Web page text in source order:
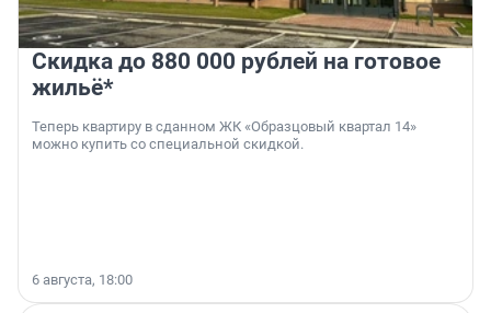
Скидка до 880 000 рублей на готовое
жильё*
Теперь квартиру в сданном ЖК «Образцовый квартал 14»
можно купить со специальной скидкой.
6 августа, 18:00